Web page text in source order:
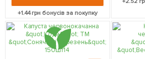
+1.44грн бонусів за покупку